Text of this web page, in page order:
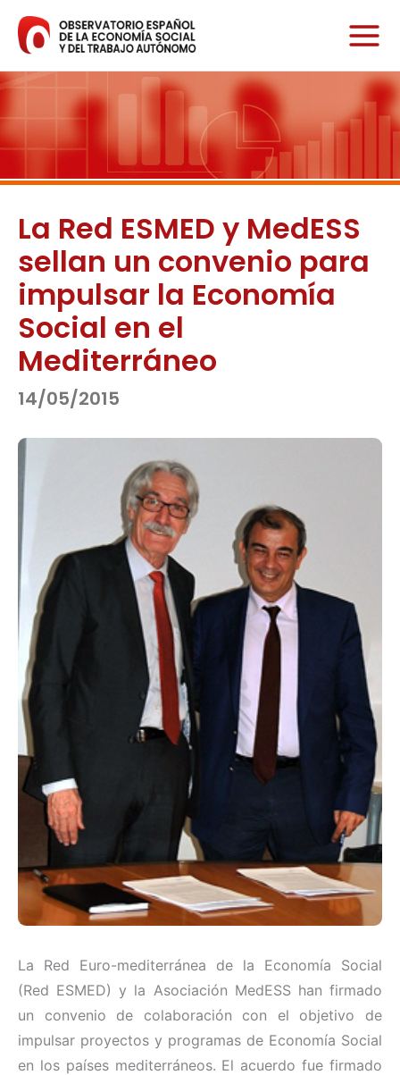
contenido
La Red ESMED y MedESS
sellan un convenio para
impulsar la Economía
Social en el
Mediterráneo
14/05/2015
La Red Euro-mediterránea de la Economía Social
(Red ESMED) y la Asociación MedESS han firmado
un convenio de colaboración con el objetivo de
impulsar proyectos y programas de Economía Social
en los países mediterráneos. El acuerdo fue firmado